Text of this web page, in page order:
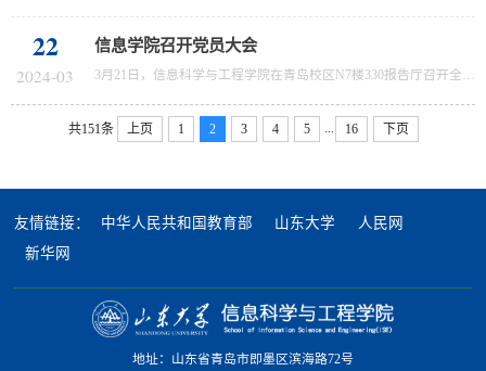
22
2024-03
信息学院召开党员大会
3月21日，信息科学与工程学院在青岛校区N7楼330报告厅召开全院党员大会，全体教工党员和学生党员代表参会。学院党委书记李德春作工作报告，学院党委副书记宫相栋作党费收缴使用管理情况报告，会议由学院党委副书记李鸿娟主持。本次会议选举产生了新一届中共信息科学与工程学院委员会。本次大会的主题是高举中国特色社会主义伟大旗帜，坚持以习近平新时代中国特色社会主义思想为指导，全面贯彻党的二十大精神，深入落实习近平总...
共151条 上页 1 2 3 4 5 ... 16 下页
友情链接： 中华人民共和国教育部 山东大学
人民网
新华网
地址：山东省青岛市即墨区滨海路72号